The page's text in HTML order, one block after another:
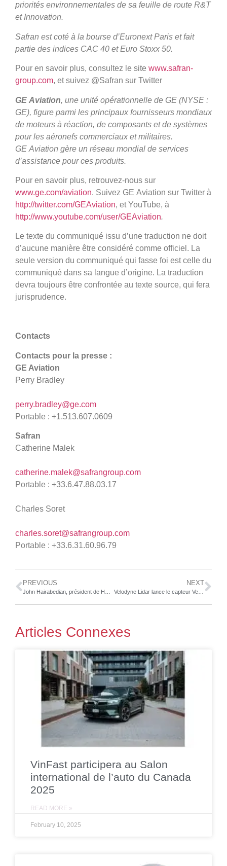
priorités environnementales de sa feuille de route R&T
et Innovation.
Safran est coté à la bourse d’Euronext Paris et fait
partie des indices CAC 40 et Euro Stoxx 50.
Pour en savoir plus, consultez le site www.safran-
group.com, et suivez @Safran sur Twitter
GE Aviation, une unité opérationnelle de GE (NYSE :
GE), figure parmi les principaux fournisseurs mondiaux
de moteurs à réaction, de composants et de systèmes
pour les aéronefs commerciaux et militaires.
GE Aviation gère un réseau mondial de services
d’assistance pour ces produits.
Pour en savoir plus, retrouvez-nous sur
www.ge.com/aviation. Suivez GE Aviation sur Twitter à
http://twitter.com/GEAviation, et YouTube, à
http://www.youtube.com/user/GEAviation.
Le texte du communiqué issu d’une traduction ne doit
d’aucune manière être considéré comme officiel. La
seule version du communiqué qui fasse foi est celle du
communiqué dans sa langue d’origine. La traduction
devra toujours être confrontée au texte source, qui fera
jurisprudence.
Contacts
Contacts pour la presse :
GE Aviation
Perry Bradley
perry.bradley@ge.com
Portable : +1.513.607.0609
Safran
Catherine Malek
catherine.malek@safrangroup.com
Portable : +33.6.47.88.03.17
Charles Soret
charles.soret@safrangroup.com
Portable : +33.6.31.60.96.79
PREVIOUS NEXT
Velodyne Lidar lance le capteur Velabit™ de nouvelle génération
Articles Connexes
VinFast participera au Salon
international de l’auto du Canada
2025
READ MORE »
February 10, 2025